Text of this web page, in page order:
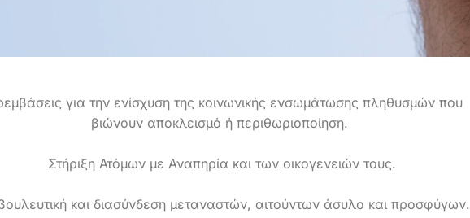
για την ενίσχυση της κοινωνικής ενσωμάτωσης πληθυσμών που
βιώνουν αποκλεισμό ή περιθωριοποίηση.
Στήριξη Ατόμων με Αναπηρία και των οικογενειών τους.
και διασύνδεση μεταναστών, αιτούντων άσυλο και προσφύγων.